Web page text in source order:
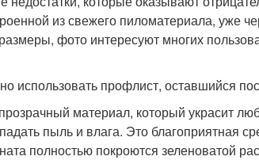
из свежего пиломатериала, уже
фото интересуют многих
использовать профлист, оставшийся
материал, который украсит
пыль и влага. Это благоприятная
полностью покроются зеленоватой